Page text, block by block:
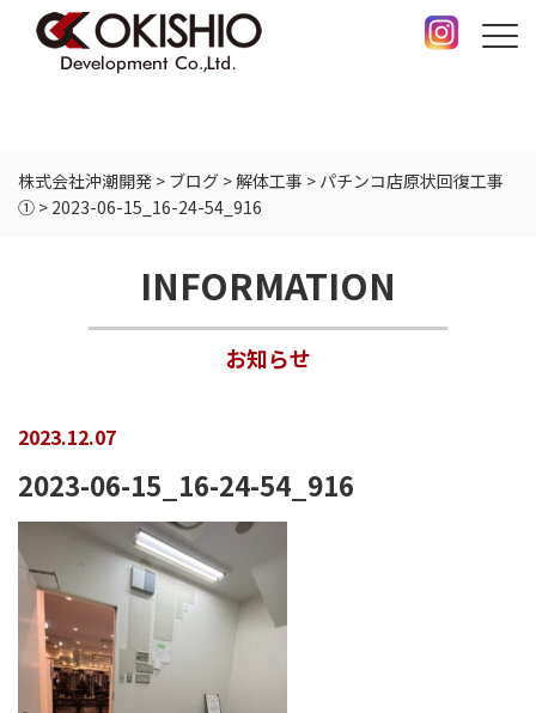
株式会社沖潮開発 > ブログ >解体工事 > パチンコ店原状回復工事
① > 2023-06-15_16-24-54_916
INFORMATION
お知らせ
2023.12.07
2023-06-15_16-24-54_916